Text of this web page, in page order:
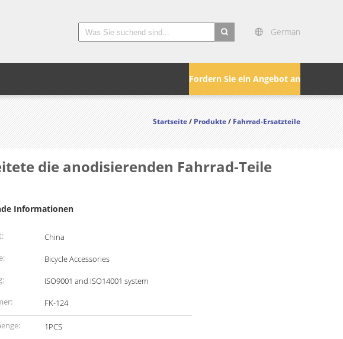
German
Fordern Sie ein Angebot an
Startseite/Produkte/Fahrrad-Ersatzteile
die anodisierenden Fahrrad-Teile
Informationen
China
Bicycle Accessories
ISO9001 and ISO14001 system
FK-124
1PCS